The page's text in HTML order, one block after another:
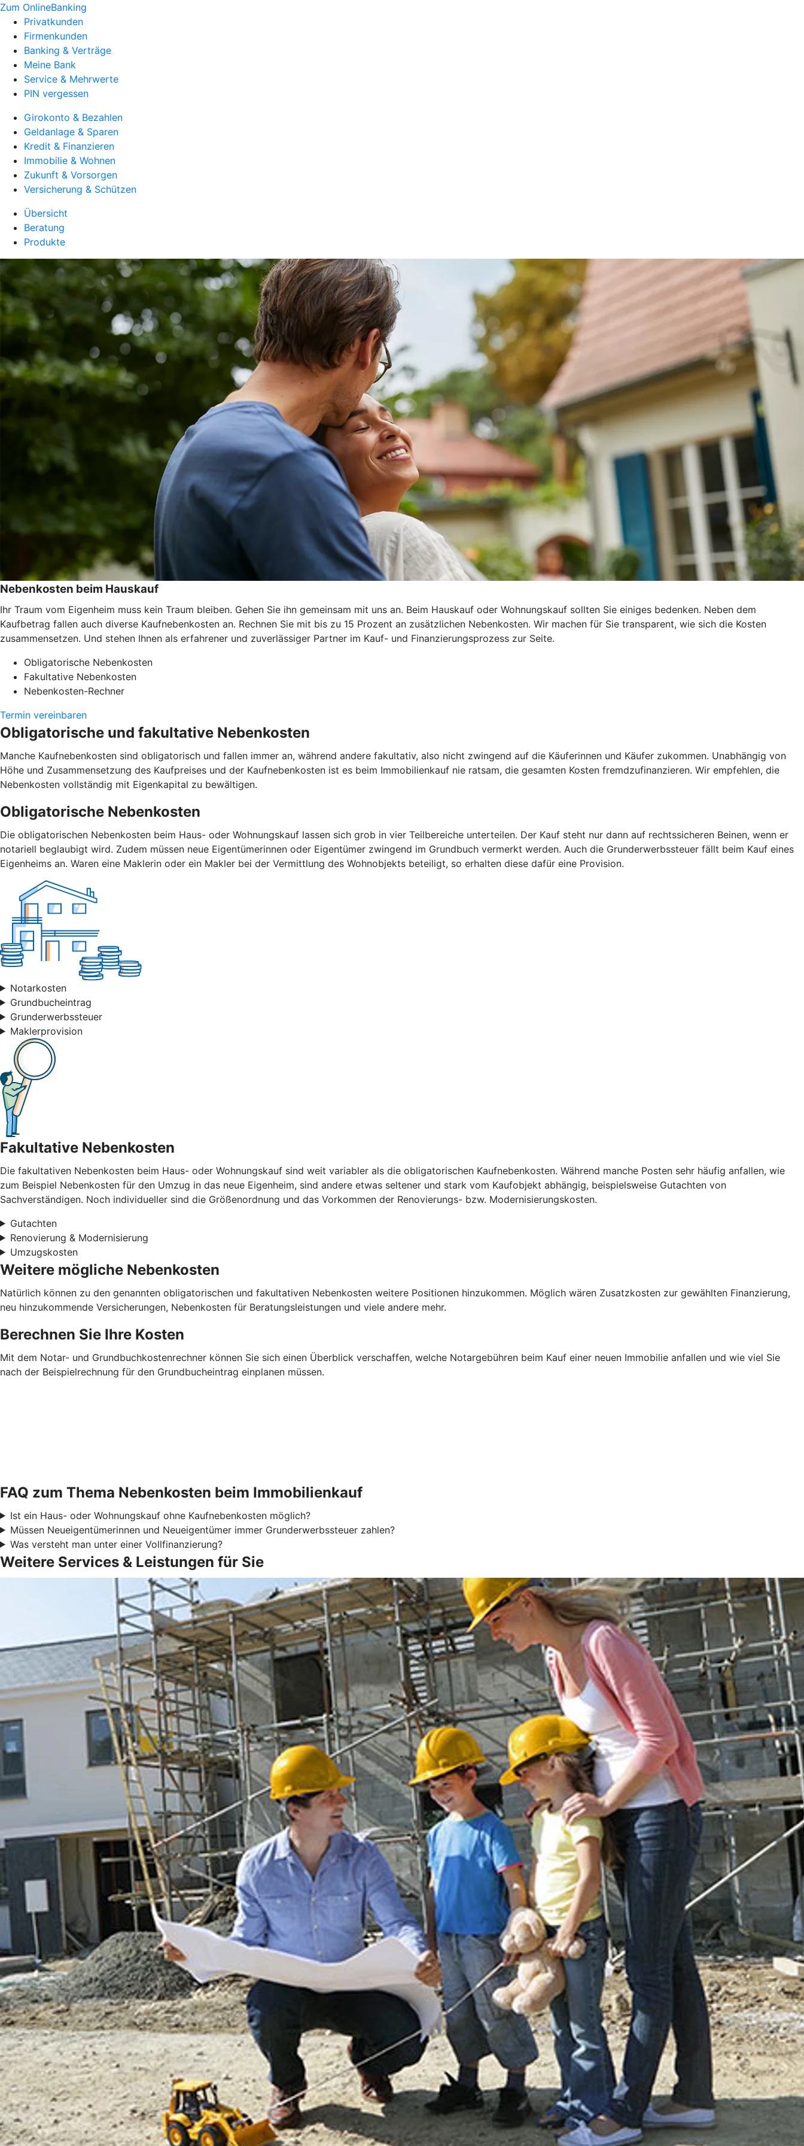
Zum OnlineBanking
Privatkunden
Firmenkunden
Banking & Verträge
Meine Bank
Service & Mehrwerte
PIN vergessen
Girokonto & Bezahlen
Geldanlage & Sparen
Kredit & Finanzieren
Immobilie & Wohnen
Zukunft & Vorsorgen
Versicherung & Schützen
Übersicht
Beratung
Produkte
Nebenkosten beim Hauskauf
Ihr Traum vom Eigenheim muss kein Traum bleiben. Gehen Sie ihn gemeinsam mit uns an. Beim Hauskauf oder Wohnungskauf sollten Sie einiges bedenken. Neben dem
Kaufbetrag fallen auch diverse Kaufnebenkosten an. Rechnen Sie mit bis zu 15 Prozent an zusätzlichen Nebenkosten. Wir machen für Sie transparent, wie sich die Kosten
zusammensetzen. Und stehen Ihnen als erfahrener und zuverlässiger Partner im Kauf- und Finanzierungsprozess zur Seite.
Obligatorische Nebenkosten
Fakultative Nebenkosten
Nebenkosten-Rechner
Termin vereinbaren
Obligatorische und fakultative Nebenkosten
Manche Kaufnebenkosten sind obligatorisch und fallen immer an, während andere fakultativ, also nicht zwingend auf die Käuferinnen und Käufer zukommen. Unabhängig von
Höhe und Zusammensetzung des Kaufpreises und der Kaufnebenkosten ist es beim Immobilienkauf nie ratsam, die gesamten Kosten fremdzufinanzieren. Wir empfehlen, die
Nebenkosten vollständig mit Eigenkapital zu bewältigen.
Obligatorische Nebenkosten
Die obligatorischen Nebenkosten beim Haus- oder Wohnungskauf lassen sich grob in vier Teilbereiche unterteilen. Der Kauf steht nur dann auf rechtssicheren Beinen, wenn er
notariell beglaubigt wird. Zudem müssen neue Eigentümerinnen oder Eigentümer zwingend im Grundbuch vermerkt werden. Auch die Grunderwerbssteuer fällt beim Kauf eines
Eigenheims an. Waren eine Maklerin oder ein Makler bei der Vermittlung des Wohnobjekts beteiligt, so erhalten diese dafür eine Provision.
Notarkosten
Grundbucheintrag
Grunderwerbssteuer
Maklerprovision
Fakultative Nebenkosten
Die fakultativen Nebenkosten beim Haus- oder Wohnungskauf sind weit variabler als die obligatorischen Kaufnebenkosten. Während manche Posten sehr häufig anfallen, wie
zum Beispiel Nebenkosten für den Umzug in das neue Eigenheim, sind andere etwas seltener und stark vom Kaufobjekt abhängig, beispielsweise Gutachten von
Sachverständigen. Noch individueller sind die Größenordnung und das Vorkommen der Renovierungs- bzw. Modernisierungskosten.
Gutachten
Renovierung & Modernisierung
Umzugskosten
Weitere mögliche Nebenkosten
Natürlich können zu den genannten obligatorischen und fakultativen Nebenkosten weitere Positionen hinzukommen. Möglich wären Zusatzkosten zur gewählten Finanzierung,
neu hinzukommende Versicherungen, Nebenkosten für Beratungsleistungen und viele andere mehr.
Berechnen Sie Ihre Kosten
Mit dem Notar- und Grundbuchkostenrechner können Sie sich einen Überblick verschaffen, welche Notargebühren beim Kauf einer neuen Immobilie anfallen und wie viel Sie
nach der Beispielrechnung für den Grundbucheintrag einplanen müssen.
FAQ zum Thema Nebenkosten beim Immobilienkauf
Ist ein Haus- oder Wohnungskauf ohne Kaufnebenkosten möglich?
Müssen Neueigentümerinnen und Neueigentümer immer Grunderwerbssteuer zahlen?
Was versteht man unter einer Vollfinanzierung?
Weitere Services & Leistungen für Sie